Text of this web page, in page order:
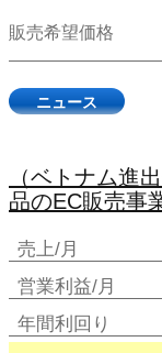
販売希望価格
ニュース
（ベトナム進
品のEC販売事
売上/月
営業利益/月
年間利回り